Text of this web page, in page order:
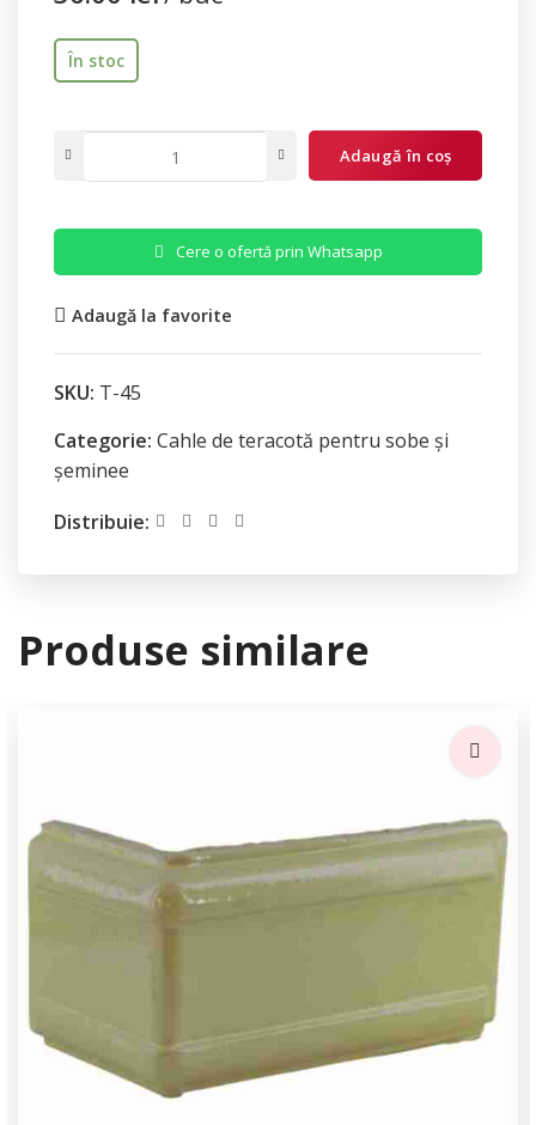
În stoc
Adaugă în coș
Cere o ofertă prin Whatsapp
Adaugă la favorite
SKU: T-45
Categorie: Cahle de teracotă pentru sobe și
șeminee
Distribuie:
Produse similare